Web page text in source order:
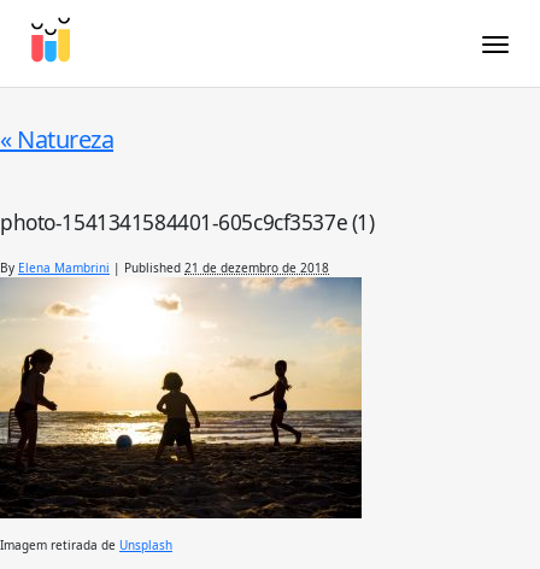
« Natureza
photo-1541341584401-605c9cf3537e (1)
By Elena Mambrini | Published 21 de dezembro de 2018
Imagem retirada de Unsplash